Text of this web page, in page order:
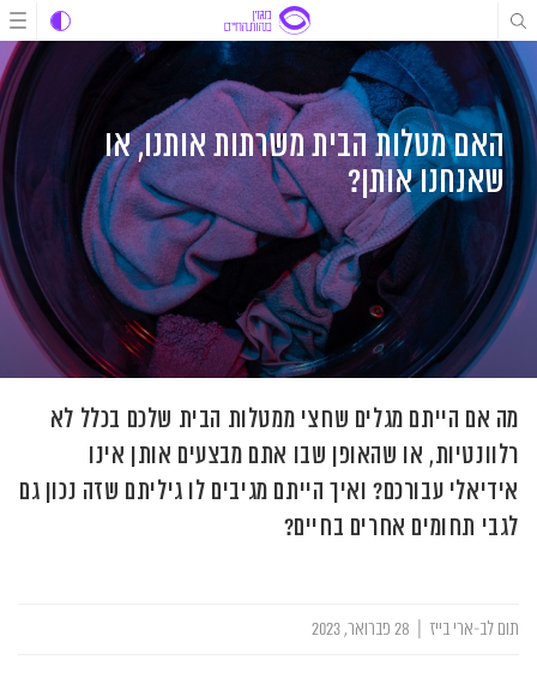
דלג
לתוכן
דלג
לתוכן
דלג
לניווט
האם מטלות הבית משרתות אותנו, או
שאנחנו אותן?
מה אם הייתם מגלים שחצי ממטלות הבית שלכם בכלל לא
רלוונטיות, או שהאופן שבו אתם מבצעים אותן אינו
אידיאלי עבורכם? ואיך הייתם מגיבים לו גיליתם שזה נכון גם
לגבי תחומים אחרים בחיים?
תום לב-ארי בייז